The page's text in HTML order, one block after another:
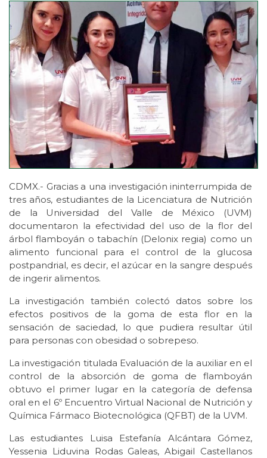
CDMX.- Gracias a una investigación ininterrumpida de
tres años, estudiantes de la Licenciatura de Nutrición
de la Universidad del Valle de México (UVM)
documentaron la efectividad del uso de la flor del
árbol flamboyán o tabachín (Delonix regia) como un
alimento funcional para el control de la glucosa
postpandrial, es decir, el azúcar en la sangre después
de ingerir alimentos.
La investigación también colectó datos sobre los
efectos positivos de la goma de esta flor en la
sensación de saciedad, lo que pudiera resultar útil
para personas con obesidad o sobrepeso.
La investigación titulada Evaluación de la auxiliar en el
control de la absorción de goma de flamboyán
obtuvo el primer lugar en la categoría de defensa
oral en el 6º Encuentro Virtual Nacional de Nutrición y
Química Fármaco Biotecnológica (QFBT) de la UVM.
Las estudiantes Luisa Estefanía Alcántara Gómez,
Yessenia Liduvina Rodas Galeas, Abigail Castellanos